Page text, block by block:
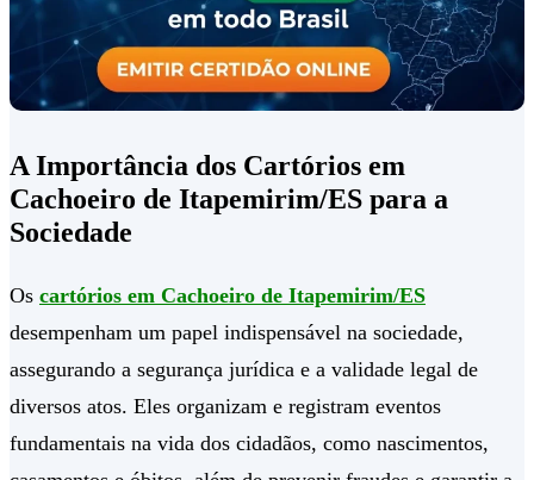
A Importância dos Cartórios em
Cachoeiro de Itapemirim/ES para a
Sociedade
Os cartórios em Cachoeiro de Itapemirim/ES
desempenham um papel indispensável na sociedade,
assegurando a segurança jurídica e a validade legal de
diversos atos. Eles organizam e registram eventos
fundamentais na vida dos cidadãos, como nascimentos,